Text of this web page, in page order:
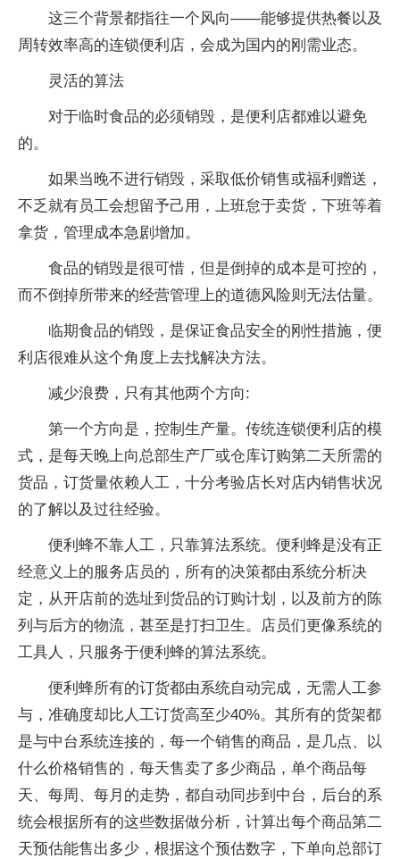
这三个背景都指往一个风向——能够提供热餐以及
周转效率高的连锁便利店，会成为国内的刚需业态。
灵活的算法
对于临时食品的必须销毁，是便利店都难以避免
的。
如果当晚不进行销毁，采取低价销售或福利赠送，
不乏就有员工会想留予己用，上班怠于卖货，下班等着
拿货，管理成本急剧增加。
食品的销毁是很可惜，但是倒掉的成本是可控的，
而不倒掉所带来的经营管理上的道德风险则无法估量。
临期食品的销毁，是保证食品安全的刚性措施，便
利店很难从这个角度上去找解决方法。
减少浪费，只有其他两个方向:
第一个方向是，控制生产量。传统连锁便利店的模
式，是每天晚上向总部生产厂或仓库订购第二天所需的
货品，订货量依赖人工，十分考验店长对店内销售状况
的了解以及过往经验。
便利蜂不靠人工，只靠算法系统。便利蜂是没有正
经意义上的服务店员的，所有的决策都由系统分析决
定，从开店前的选址到货品的订购计划，以及前方的陈
列与后方的物流，甚至是打扫卫生。店员们更像系统的
工具人，只服务于便利蜂的算法系统。
便利蜂所有的订货都由系统自动完成，无需人工参
与，准确度却比人工订货高至少40%。其所有的货架都
是与中台系统连接的，每一个销售的商品，是几点、以
什么价格销售的，每天售卖了多少商品，单个商品每
天、每周、每月的走势，都自动同步到中台，后台的系
统会根据所有的这些数据做分析，计算出每个商品第二
天预估能售出多少，根据这个预估数字，下单向总部订